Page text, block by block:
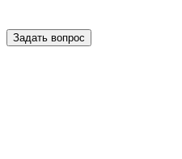
Задать вопрос